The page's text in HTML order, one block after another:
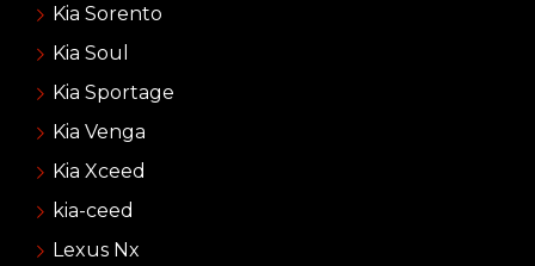
Kia Sorento
Kia Soul
Kia Sportage
Kia Venga
Kia Xceed
kia-ceed
Lexus Nx